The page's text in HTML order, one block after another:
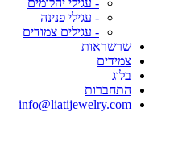
- עגילי יהלומים
- עגילי פנינה
- עגילים צמודים
שרשראות
צמידים
בלוג
התחברות
info@liatijewelry.com